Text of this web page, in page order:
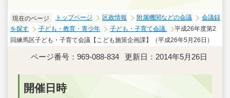
現在のページ トップページ 区政情報 附属機関などの会議
会議録
を探す
子ども・教育・青少年 子ども・子育て会議
平成26年度第2
回練馬区子ども・子育て会議【こども施策企画課】（平成26年5月26日）
ページ番号：969-088-834 更新日：2014年5月26日
開催日時